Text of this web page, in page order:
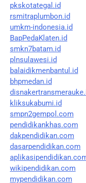
pkskotategal.id
rsmitraplumbon.id
umkm-indonesia.id
BapPedaKlaten.id
smkn7batam.id
plnsulawesi.id
balaidikmenbantul.id
bhpmedan.id
kliksukabumi.id
smpn2gempol.com
pendidikankhas.com
dakpendidikan.com
dasarpendidikan.com
wikipendidikan.com
mypendidikan.com